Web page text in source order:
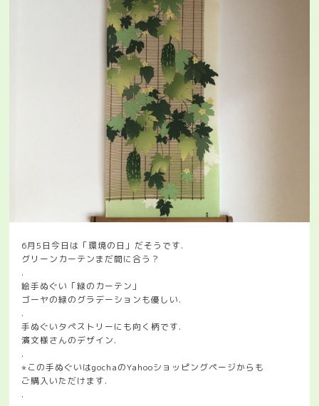
6月5日今日は「環境の日」だそうです.
グリーンカーテンまだ間に合う？
.
絵手ぬぐい「緑のカーテン」
ゴーヤの緑のグラデーションも優しい.
.
手ぬぐいタペストリーにも向く柄です.
濱文様さんのデザイン.
.
⭐︎この手ぬぐいはgochaのYahooショッピングページからも
ご購入いただけます.
.